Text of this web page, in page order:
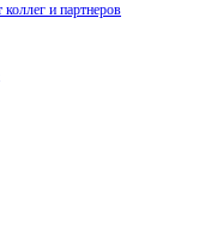
и партнеров